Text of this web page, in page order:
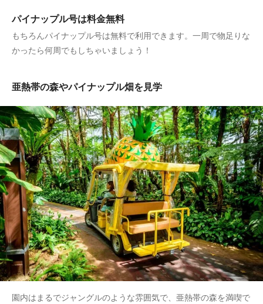
パイナップル号は料金無料
もちろんパイナップル号は無料で利用できます。一周で物足りな
かったら何周でもしちゃいましょう！
亜熱帯の森やパイナップル畑を見学
園内はまるでジャングルのような雰囲気で、亜熱帯の森を満喫で